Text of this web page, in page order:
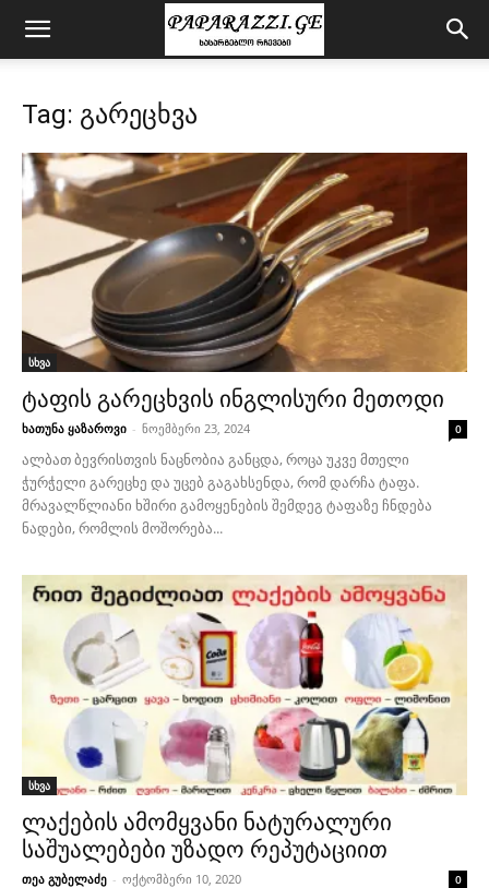
Tag: გარეცხვა
სხვა
ტაფის გარეცხვის ინგლისური მეთოდი
ხათუნა ყაზაროვი - ნოემბერი 23, 2024 0
ალბათ ბევრისთვის ნაცნობია განცდა, როცა უკვე მთელი
ჭურჭელი გარეცხე და უცებ გაგახსენდა, რომ დარჩა ტაფა.
მრავალწლიანი ხშირი გამოყენების შემდეგ ტაფაზე ჩნდება
ნადები, რომლის მოშორება...
სხვა
ლაქების ამომყვანი ნატურალური
საშუალებები უზადო რეპუტაციით
თეა გუბელაძე - ოქტომბერი 10, 2020 0